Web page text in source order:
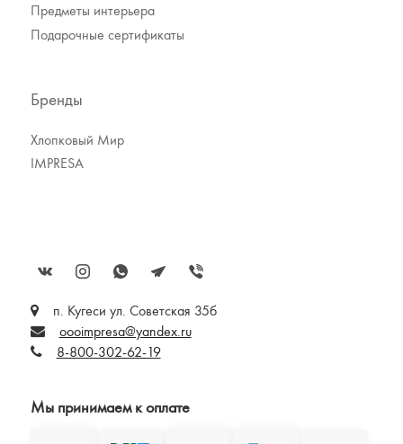
Предметы интерьера
Подарочные сертификаты
Бренды
Хлопковый Мир
IMPRESA
п. Кугеси ул. Советская 35б
oooimpresa@yandex.ru
8-800-302-62-19
Мы принимаем к оплате